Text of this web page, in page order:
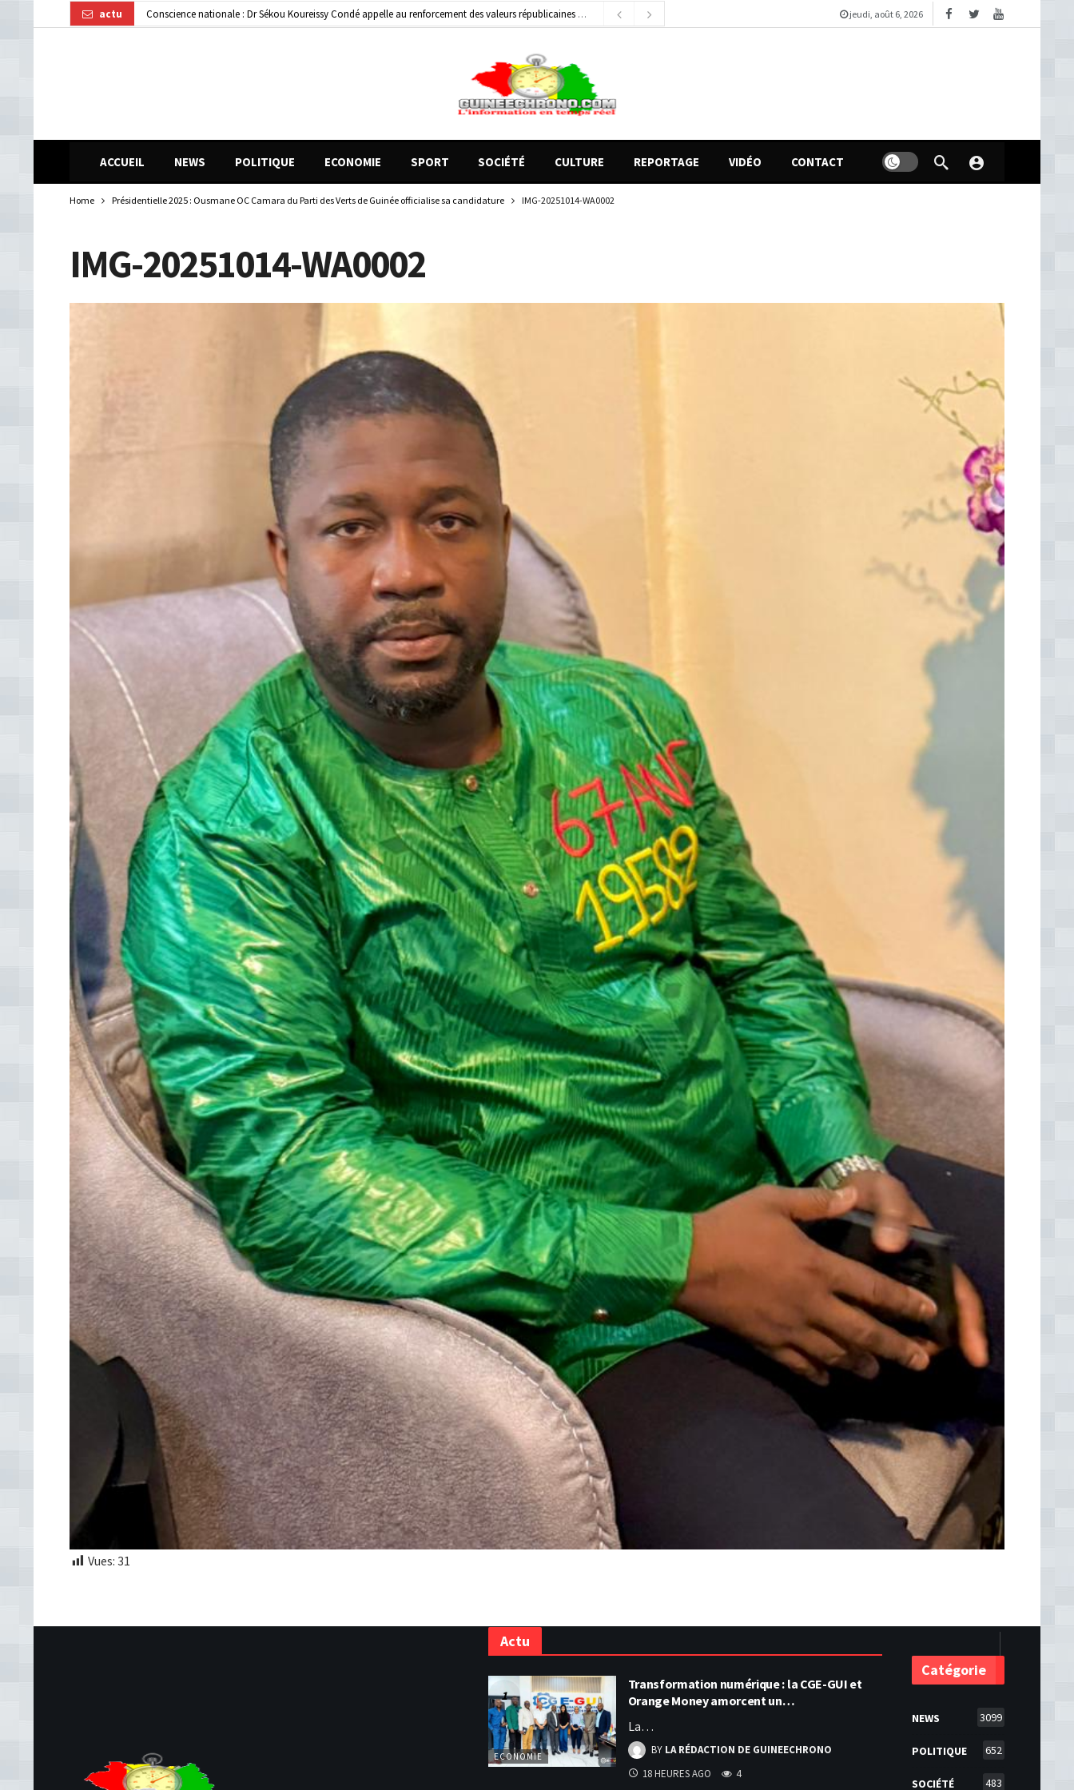
actu Gendarmerie : le colonel Bienvenu Lamah promu général de brigade
2 jours ago
jeudi, août 6, 2026
ACCUEIL NEWS POLITIQUE ECONOMIE SPORT SOCIÉTÉ CULTURE REPORTAGE VIDÉO CONTACT
Home Présidentielle 2025 : Ousmane OC Camara du Parti des Verts de Guinée officialise sa candidature IMG-20251014-WA0002
IMG-20251014-WA0002
Vues: 31
Actu
ECONOMIE
Transformation numérique : la CGE-GUI et
Orange Money amorcent un…
La…
BY LA RÉDACTION DE GUINEECHRONO
18 HEURES AGO
4
Catégorie
NEWS 3099
POLITIQUE 652
SOCIÉTÉ 483